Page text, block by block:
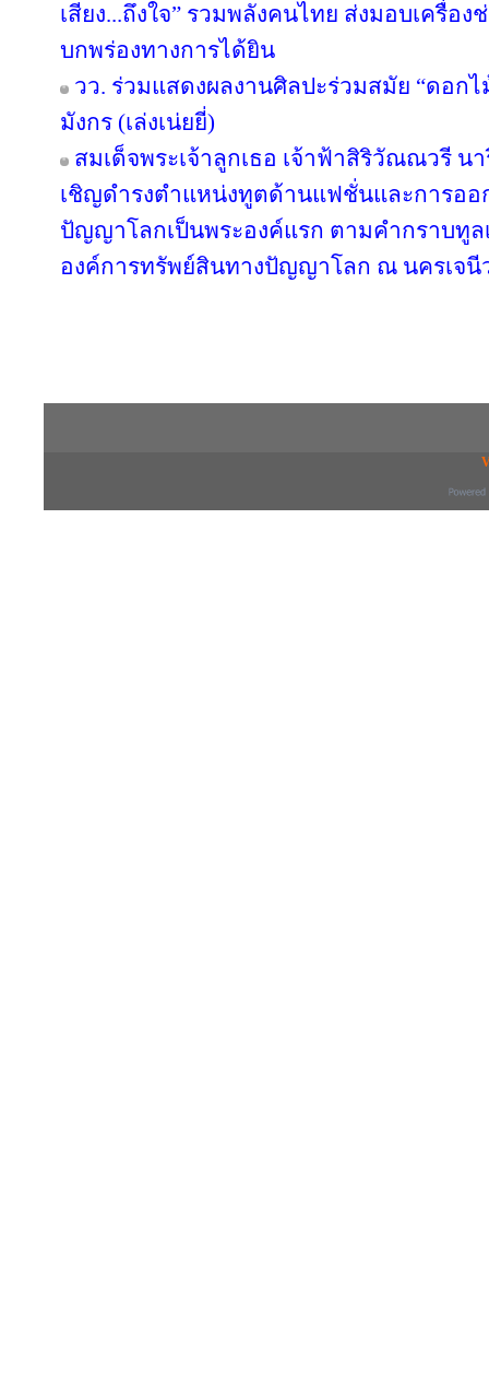
เสียง...ถึงใจ” รวมพลังคนไทย ส่งมอบเครื่อ
บกพร่องทางการได้ยิน
วว. ร่วมแสดงผลงานศิลปะร่วมสมัย “ดอก
มังกร (เล่งเน่ยยี่)
สมเด็จพระเจ้าลูกเธอ เจ้าฟ้าสิริวัณณวรี
เชิญดำรงตำแหน่งทูตด้านแฟชั่นและการอ
ปัญญาโลกเป็นพระองค์แรก ตามคำกราบทู
องค์การทรัพย์สินทางปัญญาโลก ณ นครเจนี